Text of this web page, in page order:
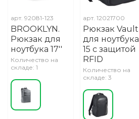
арт. 92081-123
BROOKLYN.
Рюкзак для
ноутбука 17''
Количество на
складе: 1
арт.12021700
Рюкзак Vault
для ноутбука
15 с защитой
RFID
Количество на
складе: 3